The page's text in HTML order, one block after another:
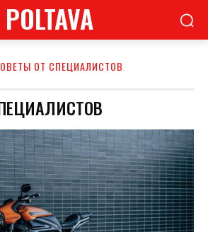
POLTAVA
ОТ СПЕЦИАЛИСТОВ